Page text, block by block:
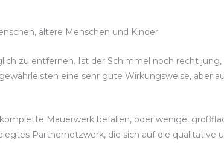
ältere Menschen und Kinder.
zu entfernen. Ist der Schimmel noch recht
eine sehr gute Wirkungsweise, aber
Mauerwerk befallen, oder wenige,
Partnernetzwerk, die sich auf die qualitative